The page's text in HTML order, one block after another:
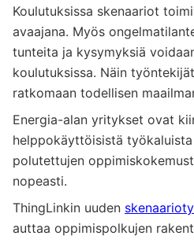
Koulutuksissa skenaariot
avaajana. Myös
tunteita ja kysymyksiä
koulutuksissa. Näin
ratkomaan todellisen
Energia-alan yritykset ovat
helppokäyttöisistä
polutettujen
nopeasti.
ThingLinkin uuden
auttaa oppimispolkujen